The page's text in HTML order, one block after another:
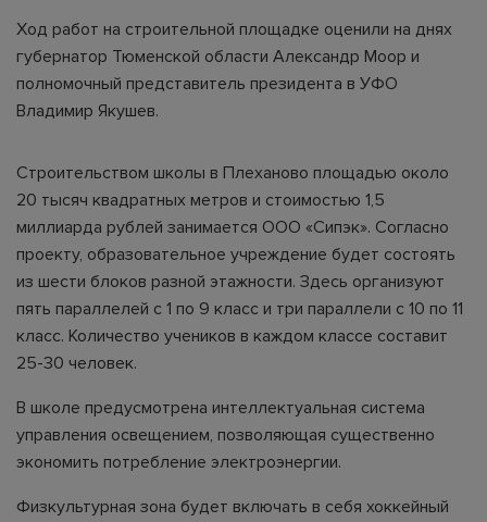
Ход работ на строительной площадке оценили на днях
губернатор Тюменской области Александр Моор и
полномочный представитель президента в УФО
Владимир Якушев.
Строительством школы в Плеханово площадью около
20 тысяч квадратных метров и стоимостью 1,5
миллиарда рублей занимается ООО «Сипэк». Согласно
проекту, образовательное учреждение будет состоять
из шести блоков разной этажности. Здесь организуют
пять параллелей с 1 по 9 класс и три параллели с 10 по 11
класс. Количество учеников в каждом классе составит
25-30 человек.
В школе предусмотрена интеллектуальная система
управления освещением, позволяющая существенно
экономить потребление электроэнергии.
Физкультурная зона будет включать в себя хоккейный